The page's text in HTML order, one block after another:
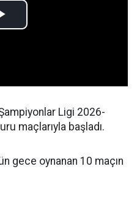
Ligi 2026-
maçlarıyla başladı.
gece oynanan 10 maçın